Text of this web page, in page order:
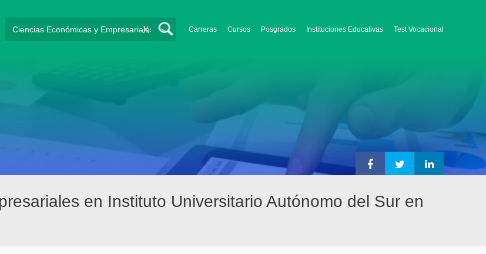
Carreras Cursos Posgrados Instituciones Educativas Test Vocacional
X
en Instituto Universitario Autónomo del Sur en